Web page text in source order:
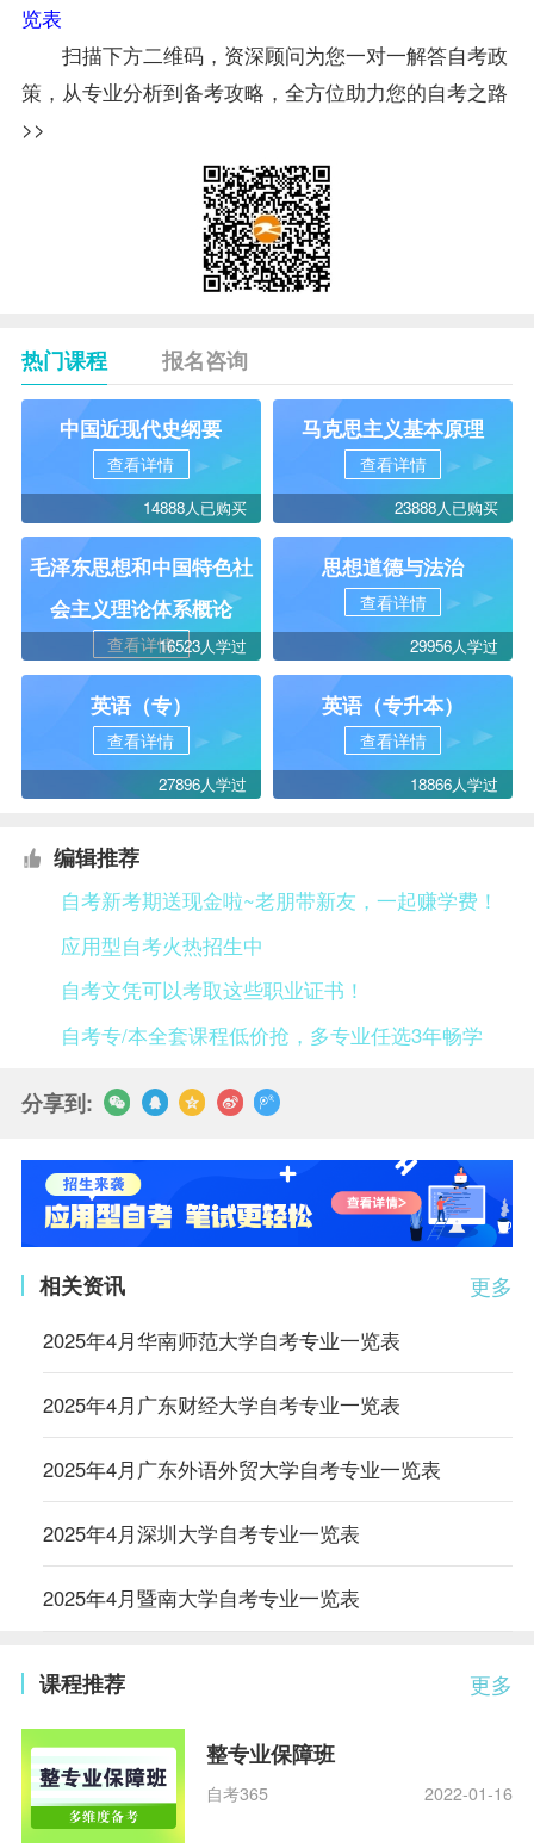
览表
扫描下方二维码，资深顾问为您一对一解答自考政
策，从专业分析到备考攻略，全方位助力您的自考之路
>>
热门课程 报名咨询
中国近现代史纲要
查看详情
14888人已购买
马克思主义基本原理
查看详情
23888人已购买
毛泽东思想和中国特色社
会主义理论体系概论
查看详情16523人学过
思想道德与法治
查看详情
29956人学过
英语（专）
查看详情
27896人学过
英语（专升本）
查看详情
18866人学过
编辑推荐
自考新考期送现金啦~老朋带新友，一起赚学费！
应用型自考火热招生中
自考文凭可以考取这些职业证书！
自考专/本全套课程低价抢，多专业任选3年畅学
分享到:
更多
相关资讯
2025年4月华南师范大学自考专业一览表
2025年4月广东财经大学自考专业一览表
2025年4月广东外语外贸大学自考专业一览表
2025年4月深圳大学自考专业一览表
2025年4月暨南大学自考专业一览表
更多
课程推荐
整专业保障班
自考365 2022-01-16